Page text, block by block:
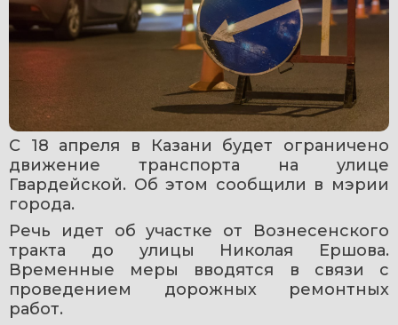
С 18 апреля в Казани будет ограничено
движение транспорта на улице
Гвардейской. Об этом сообщили в мэрии
города.
Речь идет об участке от Вознесенского
тракта до улицы Николая Ершова.
Временные меры вводятся в связи с
проведением дорожных ремонтных
работ.